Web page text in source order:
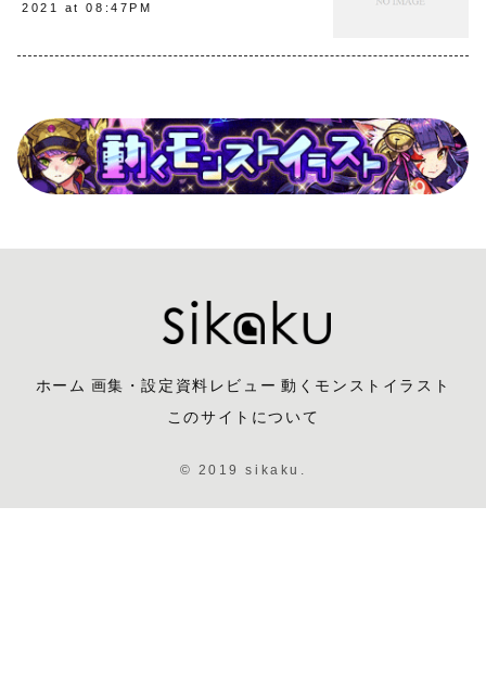
2021 at 08:47PM
ホーム 画集・設定資料レビュー 動くモンストイラスト
このサイトについて
© 2019 sikaku.